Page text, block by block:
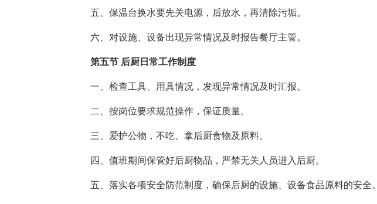
五、保温台换水要先关电源，后放水，再清除污垢。
六、对设施、设备出现异常情况及时报告餐厅主管。
第五节 后厨日常工作制度
一、检查工具、用具情况，发现异常情况及时汇报。
二、按岗位要求规范操作，保证质量。
三、爱护公物，不吃、拿后厨食物及原料。
四、值班期间保管好后厨物品，严禁无关人员进入后厨。
五、落实各项安全防范制度，确保后厨的设施、设备食品原料的安全。